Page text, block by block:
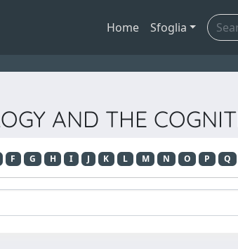
Home Sfoglia
AND THE
F G H I J K L M N O P Q